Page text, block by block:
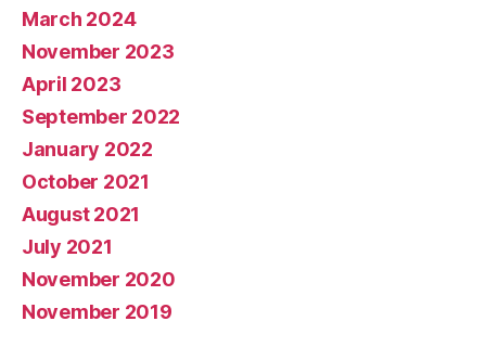
March 2024
November 2023
April 2023
September 2022
January 2022
October 2021
August 2021
July 2021
November 2020
November 2019